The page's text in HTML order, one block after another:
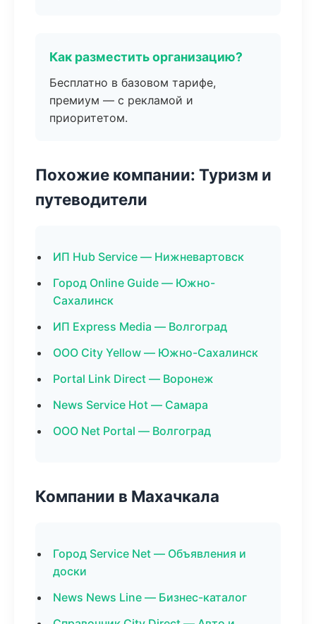
Как разместить организацию?
Бесплатно в базовом тарифе,
премиум — с рекламой и
приоритетом.
Похожие компании: Туризм и
путеводители
ИП Hub Service — Нижневартовск
Город Online Guide — Южно-
Сахалинск
ИП Express Media — Волгоград
ООО City Yellow — Южно-Сахалинск
Portal Link Direct — Воронеж
News Service Hot — Самара
ООО Net Portal — Волгоград
Компании в Махачкала
Город Service Net — Объявления и
доски
News News Line — Бизнес-каталог